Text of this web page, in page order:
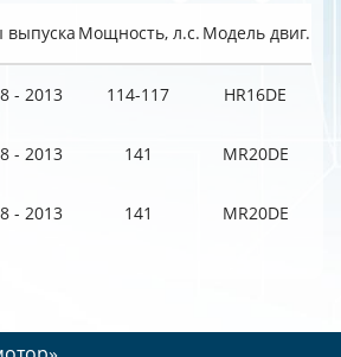
выпуска Мощность, л.с. Модель двиг.
- 2013 114-117 HR16DE
- 2013 141 MR20DE
- 2013 141 MR20DE